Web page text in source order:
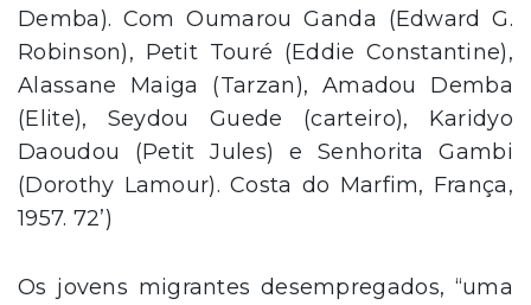
Demba). Com Oumarou Ganda (Edward G.
Robinson), Petit Touré (Eddie Constantine),
Alassane Maiga (Tarzan), Amadou Demba
(Elite), Seydou Guede (carteiro), Karidyo
Daoudou (Petit Jules) e Senhorita Gambi
(Dorothy Lamour). Costa do Marfim, França,
1957. 72’)
Os jovens migrantes desempregados, “uma